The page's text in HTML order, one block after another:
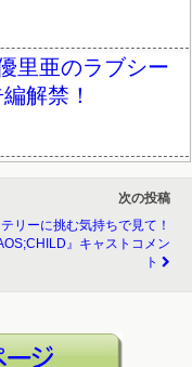
里亜のラブシー
解禁！
次の投稿
テリーに挑む気持ちで見て！
』キャストコメン
ト